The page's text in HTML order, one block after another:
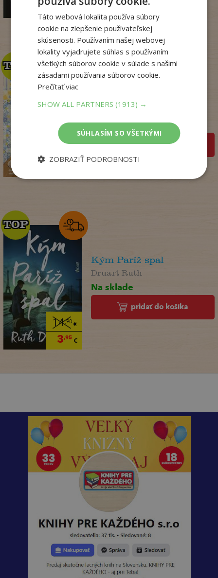
4,95
15
TOP
TOP
bez oriezky (v ...
Na sklade
pridať do košíka
14,90€
3,95€
TOP
TOP
Kým Paríž spal
Druart Ruth
Na sklade
pridať do košíka
Táto webová lokalita používa súbory
cookie na zlepšenie používateľskej
skúsenosti. Používaním našej webovej
lokality vyjadrujete súhlas s používaním
všetkých súborov cookie v súlade s našimi
zásadami používania súborov cookie.
Prečítať viac
SHOW ALL PARTNERS(1913) →
SÚHLASÍM SO VŠETKÝMI
ZOBRAZIŤ PODROBNOSTI